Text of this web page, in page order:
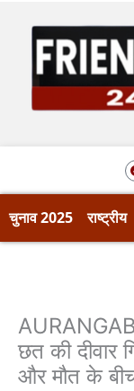
content
चुनाव 2025 राष्ट्रीय
छत की दीवार
और मौत के